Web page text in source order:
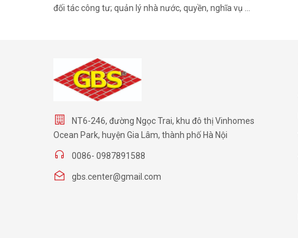
đối tác công tư; quản lý nhà nước, quyền, nghĩa vụ ...
NT6-246, đường Ngọc Trai, khu đô thị Vinhomes
Ocean Park, huyện Gia Lâm, thành phố Hà Nội
0086- 0987891588
gbs.center@gmail.com